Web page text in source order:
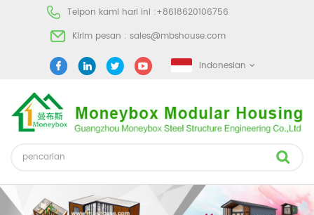
Telpon kami hari ini :+8618620106756
Kirim pesan : sales@mbshouse.com
Indonesian